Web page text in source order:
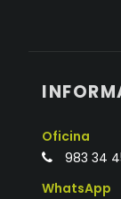
Oficina
983 34
WhatsApp